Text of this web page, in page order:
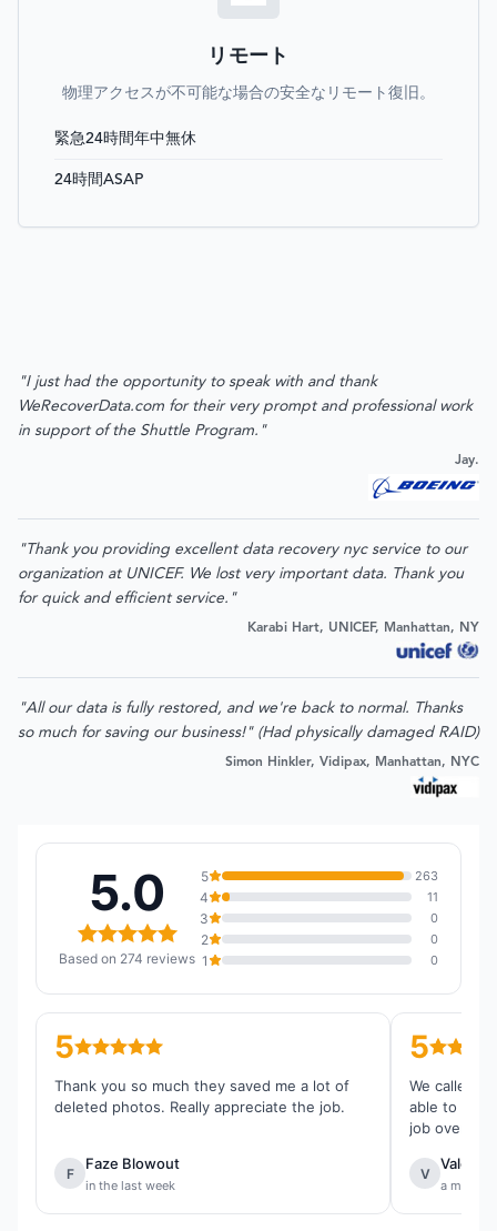
リモート
物理アクセスが不可能な場合の安全なリモート復旧。
緊急24時間年中無休
24時間ASAP
"I just had the opportunity to speak with and thank
WeRecoverData.com for their very prompt and professional work
in support of the Shuttle Program."
Jay.
"Thank you providing excellent data recovery nyc service to our
organization at UNICEF. We lost very important data. Thank you
for quick and efficient service."
Karabi Hart, UNICEF, Manhattan, NY
"All our data is fully restored, and we're back to normal. Thanks
so much for saving our business!" (Had physically damaged RAID)
Simon Hinkler, Vidipax, Manhattan, NYC
5.0
Based on 274 reviews
5 263
4 11
3 0
2 0
1 0
5
Thank you so much they saved me a lot of
deleted photos. Really appreciate the job.
F
Faze Blowout
in the last week
5
We called
able to
job overall.
V
a month